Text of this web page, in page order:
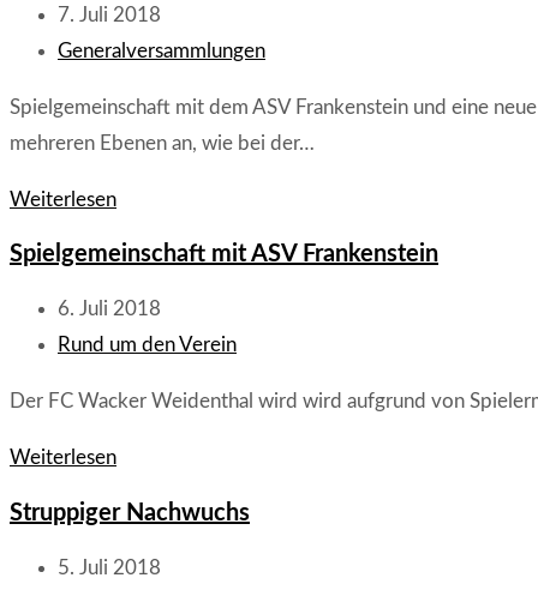
Weidenthal
füllt
Hilfe-
Koffer
“Wacker”
auf
Beitrag
veröffentlicht:
7. Juli 2018
Beitrags-
Generalversammlungen
Spielgemeinschaft mit dem ASV Frankenstein und eine
mehreren Ebenen an, wie bei der…
WeiterlesenGeneralversammlung
FC
Wacker
Weidenthal
Spielgemeinschaft mit ASV Frankenstein
Beitrag
veröffentlicht:
6. Juli 2018
Beitrags-
Rund um den Verein
Der FC Wacker Weidenthal wird wird aufgrund von
WeiterlesenSpielgemeinschaft
ASV
Frankenstein
Struppiger Nachwuchs
Beitrag
5. Juli 2018